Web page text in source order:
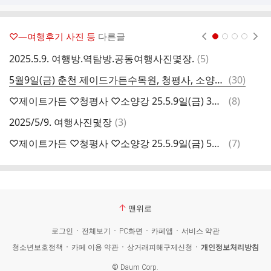
♡―여행후기 사진 등 다른글
2025.5.9. 여행방.역탐방.공동여행사진몇장. 댓
(5)
5월9일(금) 춘천 제이드가든수목원, 청평사, 소양강 댐, 여행 회계보고 댓
글
(30)
♡제이트가든 ♡청평사 ♡소양강 25.5.9일(금) 3호♡♡♡♡♡
댓
(8)
2025/5/9. 여행사진몇장 댓
(3)
♡제이트가든 ♡청평사 ♡소양강 25.5.9일(금) 5호♡♡♡♡♡
댓
(7)
맨위로
로그인 전체보기 PC화면 카페앱
서비스 약관
청소년보호정책
카페 이용 약관 상거래피해구제신청 개인정보처리방침
© Daum Corp.